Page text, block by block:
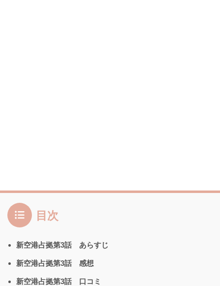
目次
新空港占拠第3話 あらすじ
新空港占拠第3話 感想
新空港占拠第3話 口コミ